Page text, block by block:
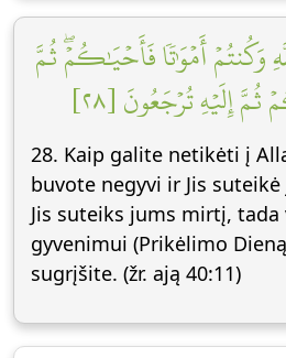
أَمۡوَٰتٗا فَأَحۡيَٰكُمۡۖ ثُمَّ
إِلَيۡهِ تُرۡجَعُونَ [٢٨]
28. Kaip galite netikėti į
buvote negyvi ir Jis
Jis suteiks jums mirtį, tada
gyvenimui (Prikėlimo
sugrįšite. (žr. ają 40:11)